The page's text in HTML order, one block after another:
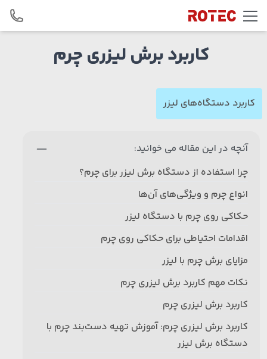
Skip to content
کاربرد برش لیزری چرم
کاربرد دستگاه‌های لیزر
آنچه در این مقاله می خوانید:
چرا استفاده از دستگاه برش لیزر برای چرم؟
انواع چرم و ویژگی‌های آن‌ها
حکاکی روی چرم با دستگاه لیزر
اقدامات احتیاطی برای حکاکی روی چرم
مزایای برش چرم با لیزر
نکات مهم کاربرد برش لیزری چرم
کاربرد برش لیزری چرم
کاربرد برش لیزری چرم: آموزش تهیه دست‌بند چرم با
دستگاه برش لیزر